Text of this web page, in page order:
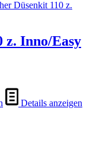
z. Inno/Easy
Details anzeigen